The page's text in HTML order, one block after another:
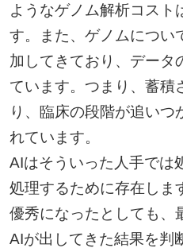
ようなゲノム解析コスト
す。また、ゲノムについ
加してきており、データ
ています。つまり、蓄積
り、臨床の段階が追いつ
れています。
AIはそういった人手では
処理するために存在しま
優秀になったとしても、
AIが出してきた結果を判